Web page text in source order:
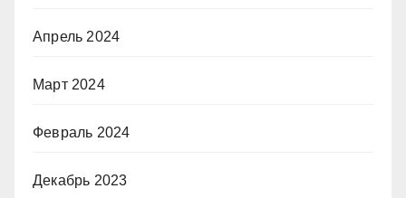
Апрель 2024
Март 2024
Февраль 2024
Декабрь 2023